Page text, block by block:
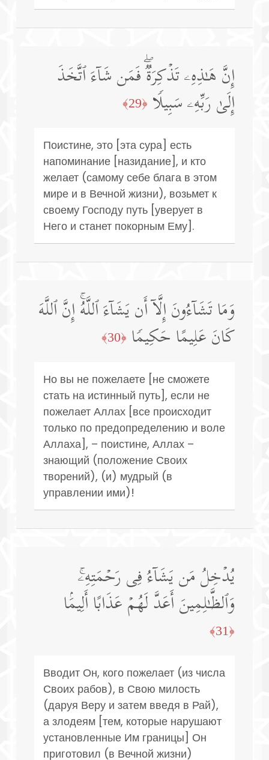
إِنَّ هَـٰذِهِۦ تَذۡكِرَةࣱۖ فَمَن شَاۤءَ ٱتَّخَذَ
إِلَىٰ رَبِّهِۦ سَبِیلࣰا ﴿29﴾
Поистине, это [эта сура] есть
напоминание [назидание], и кто
желает (самому себе блага в этом
мире и в Вечной жизни), возьмет к
своему Господу путь [уверует в
Него и станет покорным Ему].
وَمَا تَشَاۤءُونَ إِلَّاۤ أَن یَشَاۤءَ ٱللَّهُۚ إِنَّ ٱللَّهَ
كَانَ عَلِیمًا حَكِیمࣰا ﴿30﴾
Но вы не пожелаете [не сможете
стать на истинный путь], если не
пожелает Аллах [все происходит
только по предопределению и воле
Аллаха], – поистине, Аллах –
знающий (положение Своих
творений), (и) мудрый (в
управлении ими)!
یُدۡخِلُ مَن یَشَاۤءُ فِی رَحۡمَتِهِۦۚ
وَٱلظَّـٰلِمِینَ أَعَدَّ لَهُمۡ عَذَابًا أَلِیمَۢا
﴿31﴾
Вводит Он, кого пожелает (из числа
Своих рабов), в Свою милость
(даруя Веру и затем введя в Рай),
а злодеям [тем, которые нарушают
установленные Им границы] Он
приготовил (в Вечной жизни)